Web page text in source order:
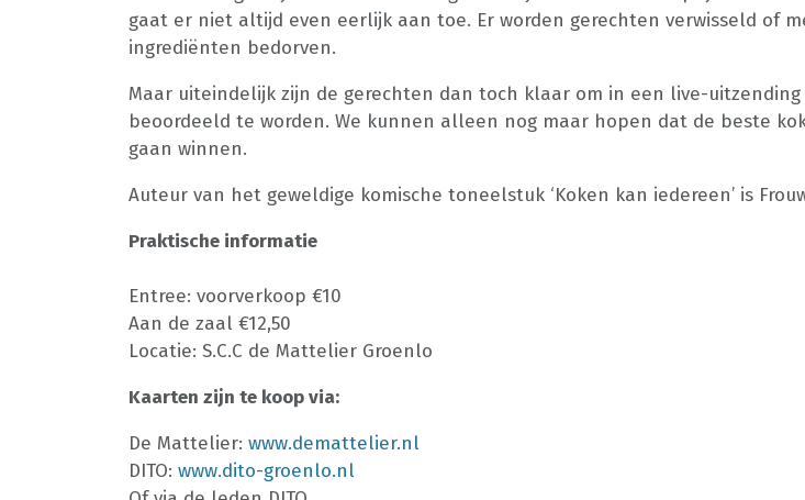
gaat er niet altijd even eerlijk aan toe. Er worden gerechten verwisseld of
ingrediënten bedorven.
Maar uiteindelijk zijn de gerechten dan toch klaar om in een live-
beoordeeld te worden. We kunnen alleen nog maar hopen dat de beste
gaan winnen.
Auteur van het geweldige komische toneelstuk ‘Koken kan iedereen’ is
Praktische informatie
Entree: voorverkoop €10
Aan de zaal €12,50
Locatie: S.C.C de Mattelier Groenlo
Kaarten zijn te koop via:
De Mattelier: www.demattelier.nl
DITO: www.dito-groenlo.nl